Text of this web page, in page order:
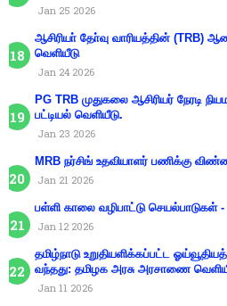
Jan 25 2026
ஆசிரியா் தோ்வு வாரியத்தின்
வெளியீடு
Jan 24 2026
PG TRB முதுகலை ஆசிரியர் நேரடி
பட்டியல் வெளியீடு.
Jan 23 2026
MRB நர்சிங் உதவியாளர் பணிக்கு
Jan 21 2026
பள்ளி காலை வழிபாட்டு செயல்பாடுகள் -
Jan 12 2026
தமிழ்நாடு உறுதியளிக்கப்பட்ட
வந்தது: தமிழக அரசு அரசாணை
Jan 11 2026